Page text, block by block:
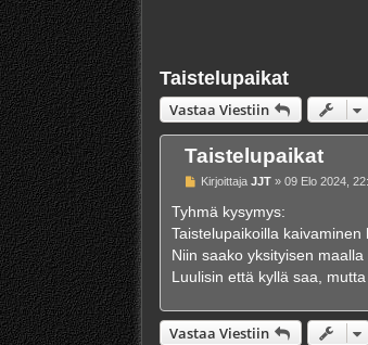
Taistelupaikat
Vastaa Viestiin
Taistelupaikat
V
e
t
KirjoittajaJJT »09 Elo 2024,
Tyhmä kysymys:
Taistelupaikoilla
Niin saako yksityisen
Luulisin että kyllä saa,
Vastaa Viestiin